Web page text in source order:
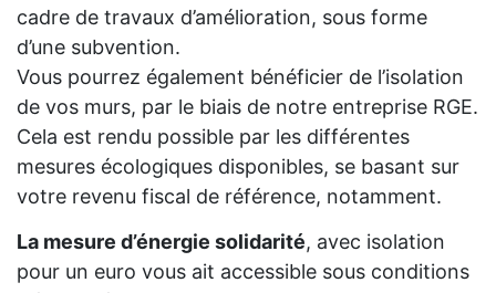
cadre de travaux d’amélioration, sous forme
d’une subvention.
Vous pourrez également bénéficier de l’isolation
de vos murs, par le biais de notre entreprise RGE.
Cela est rendu possible par les différentes
mesures écologiques disponibles, se basant sur
votre revenu fiscal de référence, notamment.
La mesure d’énergie solidarité, avec isolation
pour un euro vous ait accessible sous conditions